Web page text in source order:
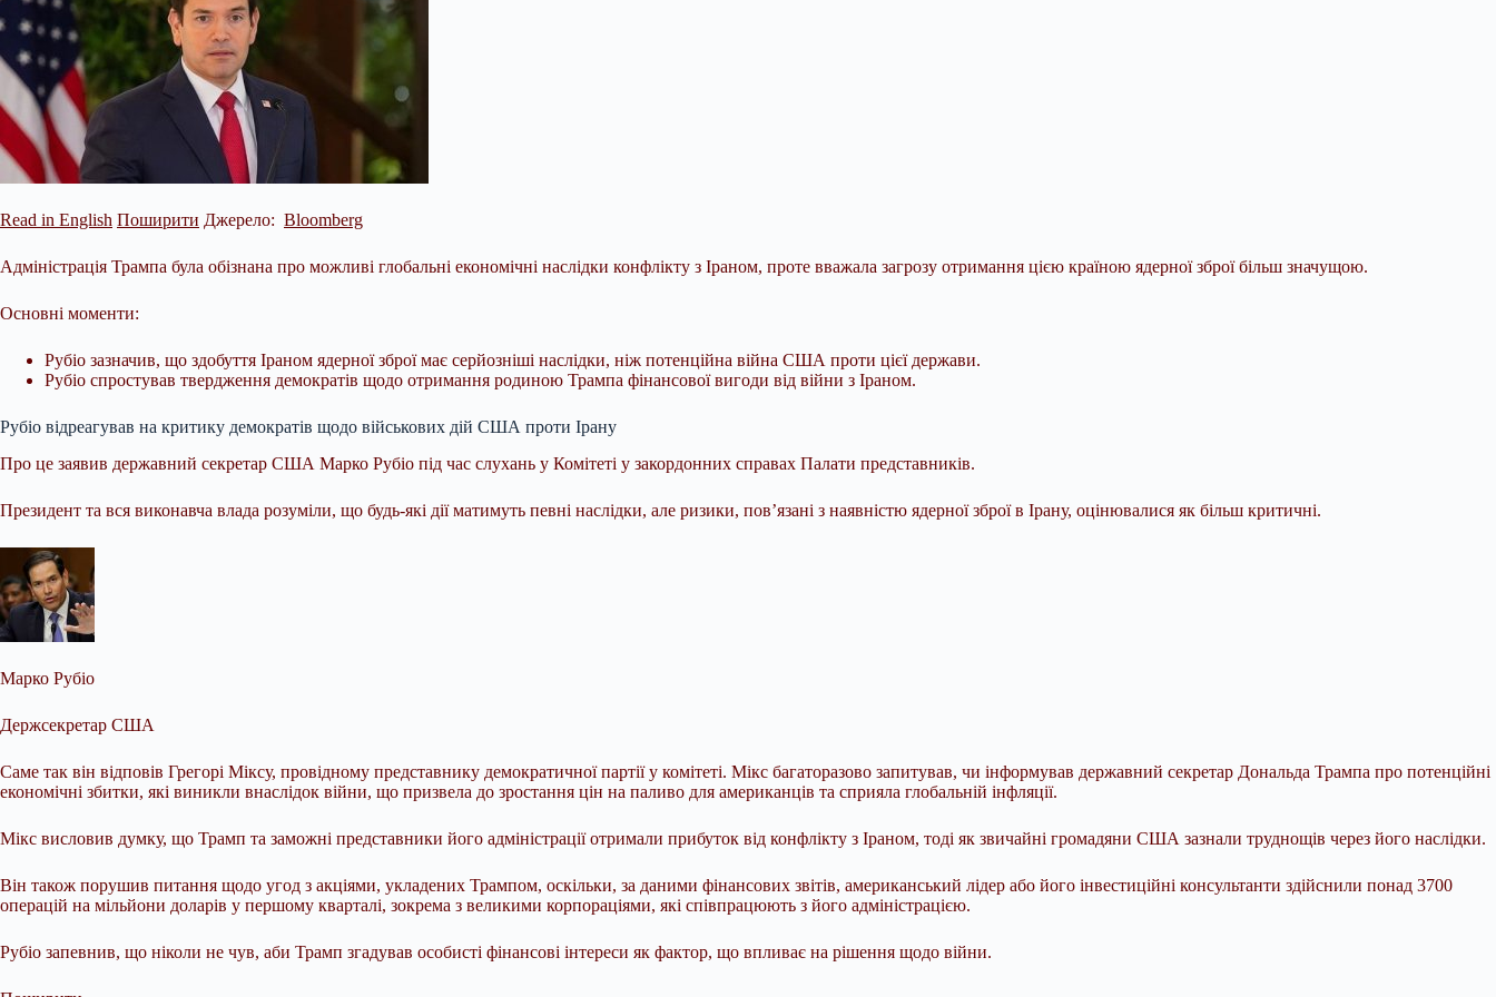
Read in English Поширити Джерело: Bloomberg
Адміністрація Трампа була обізнана про можливі глобальні економічні наслідки конфлікту з Іраном, проте вважала загрозу отримання цією країною ядерної зброї більш значущою.
Основні моменти:
Рубіо зазначив, що здобуття Іраном ядерної зброї має серйозніші наслідки, ніж потенційна війна США проти цієї держави.
Рубіо спростував твердження демократів щодо отримання родиною Трампа фінансової вигоди від війни з Іраном.
Рубіо відреагував на критику демократів щодо військових дій США проти Ірану
Про це заявив державний секретар США Марко Рубіо під час слухань у Комітеті у закордонних справах Палати представників.
Президент та вся виконавча влада розуміли, що будь-які дії матимуть певні наслідки, але ризики, пов’язані з наявністю ядерної зброї в Ірану, оцінювалися як більш критичні.
Марко Рубіо
Держсекретар США
Саме так він відповів Грегорі Міксу, провідному представнику демократичної партії у комітеті. Мікс багаторазово запитував, чи інформував державний секретар Дональда Трампа про потенційні
економічні збитки, які виникли внаслідок війни, що призвела до зростання цін на паливо для американців та сприяла глобальній інфляції.
Мікс висловив думку, що Трамп та заможні представники його адміністрації отримали прибуток від конфлікту з Іраном, тоді як звичайні громадяни США зазнали труднощів через його наслідки.
Він також порушив питання щодо угод з акціями, укладених Трампом, оскільки, за даними фінансових звітів, американський лідер або його інвестиційні консультанти здійснили понад 3700
операцій на мільйони доларів у першому кварталі, зокрема з великими корпораціями, які співпрацюють з його адміністрацією.
Рубіо запевнив, що ніколи не чув, аби Трамп згадував особисті фінансові інтереси як фактор, що впливає на рішення щодо війни.